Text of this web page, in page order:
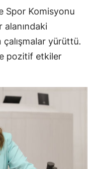
Spor Komisyonu
yürüttü.
pozitif etkiler